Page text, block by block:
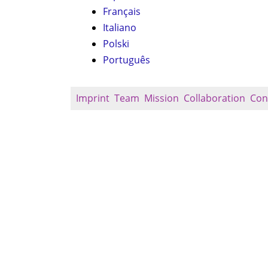
Français
Italiano
Polski
Português
Imprint Team Mission Collaboration